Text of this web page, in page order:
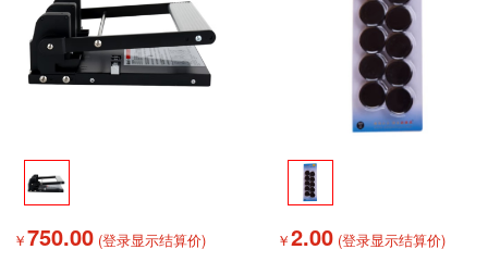
￥750.00 (登录显示结算价) ￥2.00 (登录显示结算价)